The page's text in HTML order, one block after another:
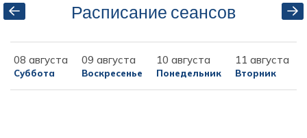
Расписание сеансов
08 августа
Суббота
09 августа
Воскресенье
10 августа
Понедельник
11 августа
Вторник